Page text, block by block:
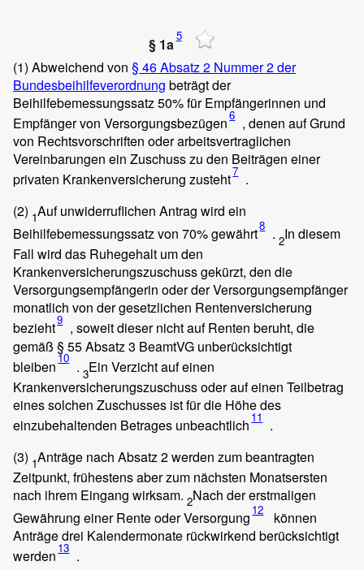
§ 1a5
(1) Abweichend von § 46 Absatz 2 Nummer 2 der
Bundesbeihilfeverordnung beträgt der
Beihilfebemessungssatz 50% für Empfängerinnen und
Empfänger von Versorgungsbezügen6 , denen auf Grund
von Rechtsvorschriften oder arbeitsvertraglichen
Vereinbarungen ein Zuschuss zu den Beiträgen einer
privaten Krankenversicherung zusteht7 .
(2) 1Auf unwiderruflichen Antrag wird ein
Beihilfebemessungssatz von 70% gewährt8 . 2In diesem
Fall wird das Ruhegehalt um den
Krankenversicherungszuschuss gekürzt, den die
Versorgungsempfängerin oder der Versorgungsempfänger
monatlich von der gesetzlichen Rentenversicherung
bezieht9 , soweit dieser nicht auf Renten beruht, die
gemäß § 55 Absatz 3 BeamtVG unberücksichtigt
bleiben10 . 3Ein Verzicht auf einen
Krankenversicherungszuschuss oder auf einen Teilbetrag
eines solchen Zuschusses ist für die Höhe des
einzubehaltenden Betrages unbeachtlich 11
.
(3) 1Anträge nach Absatz 2 werden zum beantragten
Zeitpunkt, frühestens aber zum nächsten Monatsersten
nach ihrem Eingang wirksam. 2Nach der erstmaligen
Gewährung einer Rente oder Versorgung 12
können
Anträge drei Kalendermonate rückwirkend berücksichtigt
werden 13 .